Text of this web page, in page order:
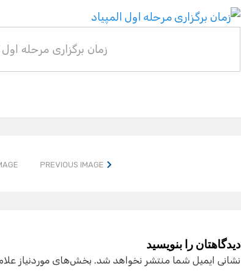
زمان برگزاری مرحله اول
PREVIOUS IMAGE
دیدگاهتان را بنویسید
نشانی ایمیل شما منتشر نخواهد شد. بخش‌های موردنیاز